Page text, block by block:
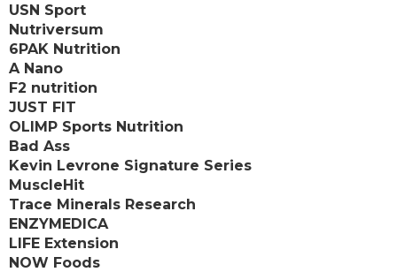
USN Sport
Nutriversum
6PAK Nutrition
A Nano
F2 nutrition
JUST FIT
OLIMP Sports Nutrition
Bad Ass
Kevin Levrone Signature Series
MuscleHit
Trace Minerals Research
ENZYMEDICA
LIFE Extension
NOW Foods